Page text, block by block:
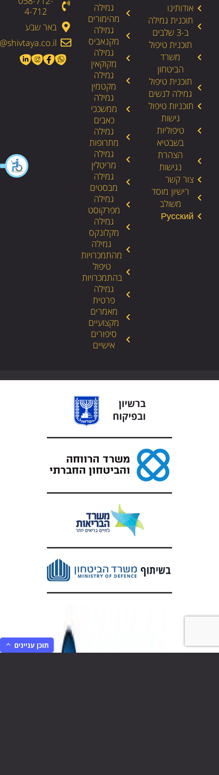
אודותינו
תוכנית גמילה
ב-3 שלבים
תוכנית טיפול
משרד
הביטחון
תוכנית טיפול
גמילה לנשים
תוכניות טיפול
גישות
טיפוליות
בשבטיא
הצהרת
נגישות
צור קשר
רישיון מוסד
משולב
גמילה
מהימורים
גמילה
מקנאביס
גמילה
מקוקאין
גמילה
מקטמין
גמילה
ממשככי
כאבים
גמילה
מתרופות
גמילה
מריטלין
גמילה
מבסטים
גמילה
מפרקוסט
גמילה
מקלונקס
גמילה
מהתמכרויות
טיפול
בהתמכרויות
גמילה
פרטית
מאמרים
מקצועיים
סיפורים
אישיים
4-712​
באר שבע
תוכן עניינים